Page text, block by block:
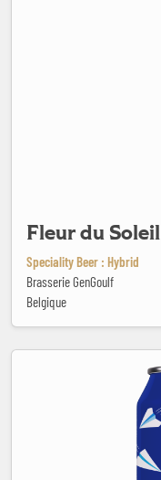
Fleur du Soleil
Speciality Beer : Hybrid
Brasserie GenGoulf
Belgique